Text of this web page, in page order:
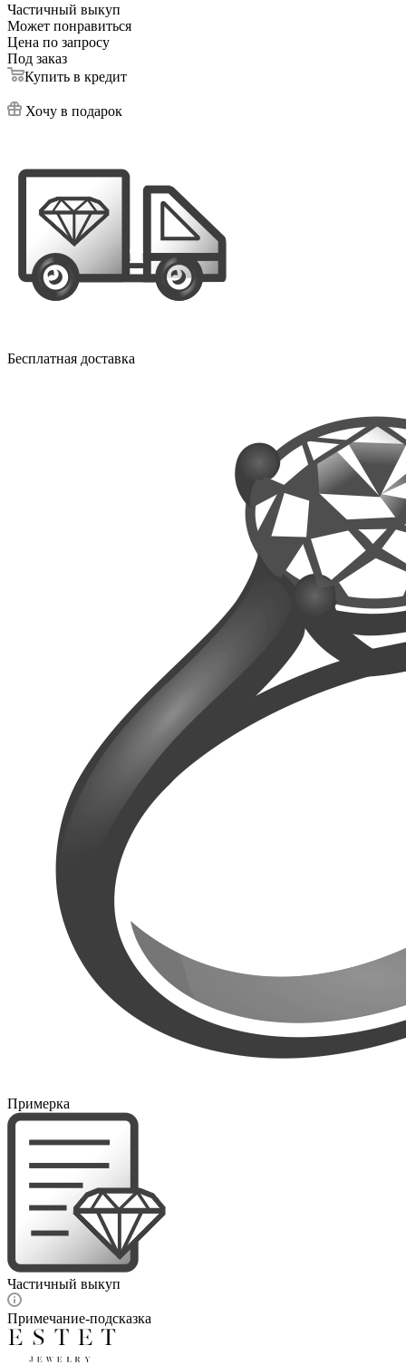
Частичный выкуп
Может понравиться
Цена по запросу
Под заказ
Купить в кредит
Хочу в подарок
Бесплатная доставка
Примерка
Частичный выкуп
Примечание-подсказка